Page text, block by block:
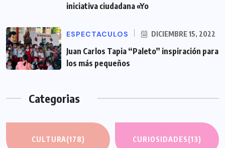
iniciativa ciudadana «Yo
ESPECTACULOS DICIEMBRE 15, 2022
Juan Carlos Tapia “Paleto” inspiración para
los más pequeños
Categorias
CULTURA(178) CURIOSIDADES(13)